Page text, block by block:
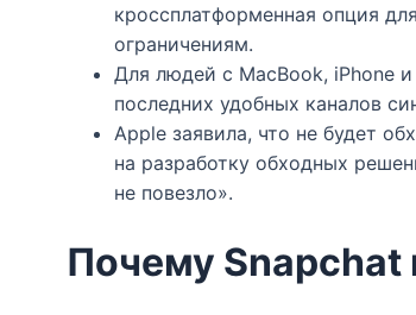
кроссплатформенная опция
ограничениям.​
Для людей с MacBook, iPhone
последних удобных каналов
Apple заявила, что не будет
на разработку обходных
не повезло».​
Почему Snapchat